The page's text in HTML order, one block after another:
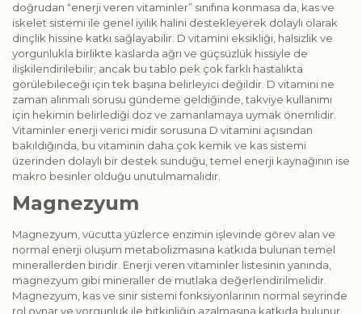
doğrudan “enerji veren vitaminler” sınıfına konmasa da, kas ve
iskelet sistemi ile genel iyilik halini destekleyerek dolaylı olarak
dinçlik hissine katkı sağlayabilir. D vitamini eksikliği, halsizlik ve
yorgunlukla birlikte kaslarda ağrı ve güçsüzlük hissiyle de
ilişkilendirilebilir; ancak bu tablo pek çok farklı hastalıkta
görülebileceği için tek başına belirleyici değildir. D vitamini ne
zaman alınmalı sorusu gündeme geldiğinde, takviye kullanımı
için hekimin belirlediği doz ve zamanlamaya uymak önemlidir.
Vitaminler enerji verici midir sorusuna D vitamini açısından
bakıldığında, bu vitaminin daha çok kemik ve kas sistemi
üzerinden dolaylı bir destek sunduğu, temel enerji kaynağının ise
makro besinler olduğu unutulmamalıdır.
Magnezyum
Magnezyum, vücutta yüzlerce enzimin işlevinde görev alan ve
normal enerji oluşum metabolizmasına katkıda bulunan temel
minerallerden biridir. Enerji veren vitaminler listesinin yanında,
magnezyum gibi mineraller de mutlaka değerlendirilmelidir.
Magnezyum, kas ve sinir sistemi fonksiyonlarının normal seyrinde
rol oynar ve yorgunluk ile bitkinliğin azalmasına katkıda bulunur.